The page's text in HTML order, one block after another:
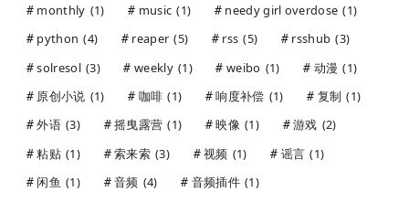
monthly (1) music (1) needy girl overdose (1)
python (4) reaper (5) rss (5) rsshub (3)
solresol (3) weekly (1) weibo (1) 动漫 (1)
原创小说 (1) 咖啡 (1) 响度补偿 (1) 复制 (1)
外语 (3) 摇曳露营 (1) 映像 (1) 游戏 (2)
粘贴 (1) 索来索 (3) 视频 (1) 谣言 (1)
闲鱼 (1) 音频 (4) 音频插件 (1)